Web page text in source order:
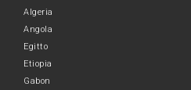
Algeria
Angola
Egitto
Etiopia
Gabon